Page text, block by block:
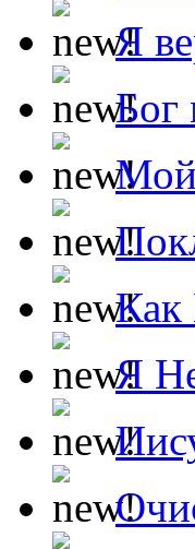
Я
Бог
Как
Я